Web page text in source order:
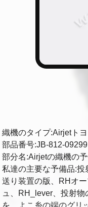
織機のタイプ:Airjetト
部品番号:JB-812-09299
部分名:Airjetの織機の
私達の主要な予備品:
送り装置の版、RHオ
ュ、RH_lever、投射